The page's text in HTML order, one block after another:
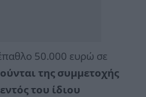
50.000 ευρώ σε
της συμμετοχής
του ίδιου